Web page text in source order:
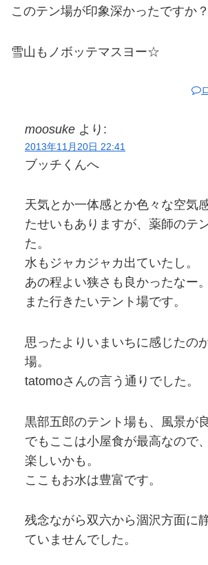
このテン場が印象深かったですか？
雪山もノボッテマスヨー☆
moosuke より:
2013年11月20日 22:41
ブッチくんへ
天気とか一体感とか色々な空気
たせいもありますが、薬師のテ
た。
水もジャカジャカ出ていたし。
あの程よい狭さも良かったなー。
また行きたいテント場です。
思ったよりいまいちに感じたの
場。
tatomoさんの言う通りでした。
黒部五郎のテント場も、風景が
でもここは小屋食が最高なので
楽しいかも。
ここもお水は豊富です。
残念ながら双六から涸沢方面に
ていませんでした。